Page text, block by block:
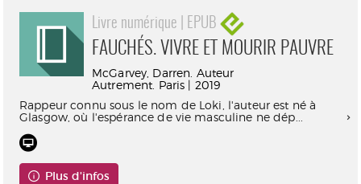
Livre numérique | EPUB
FAUCHÉS. VIVRE ET MOURIR PAUVRE
McGarvey, Darren. Auteur
Autrement. Paris | 2019
Rappeur connu sous le nom de Loki, l'auteur est né à
Glasgow, où l'espérance de vie masculine ne dép...
Plus d'infos